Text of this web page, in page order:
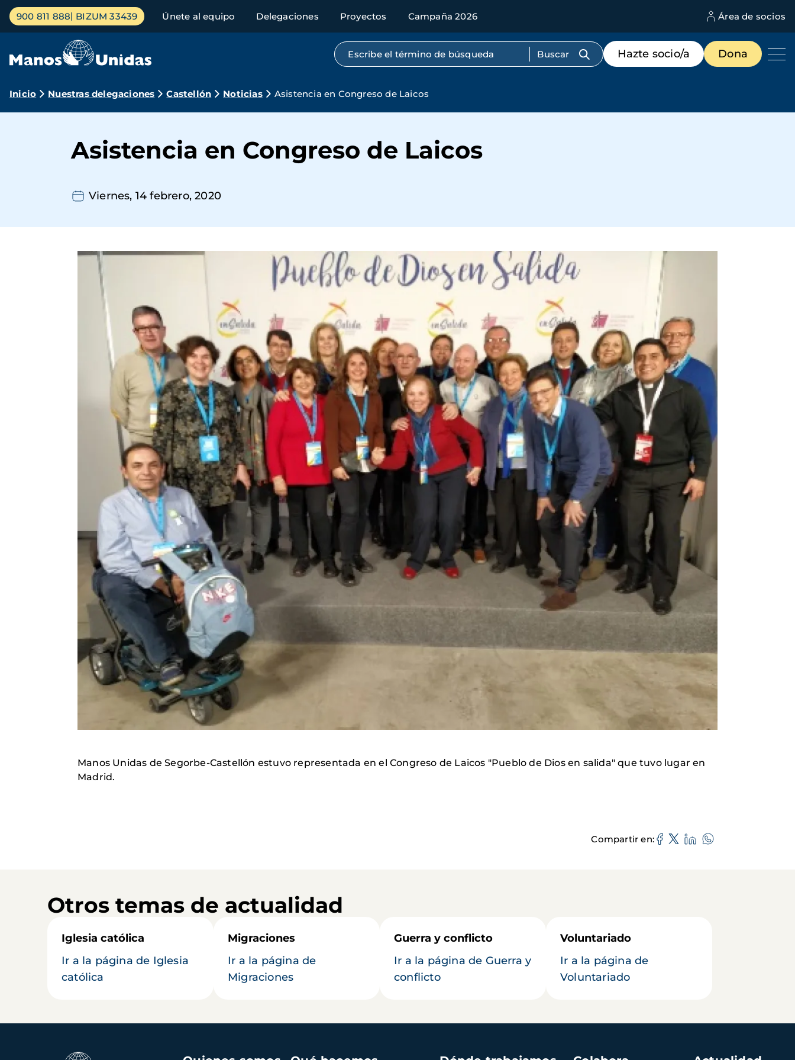
Pasar
contenido
Menú
principal
900 811 888 BIZUM 33439 Únete al equipo Delegaciones Proyectos Campaña 2026 Área de socios
Búsqueda por texto completo
Menú
de
destacados
Hazte socio/a Dona
Ruta
navegación
Inicio Nuestras delegaciones Castellón Noticias Asistencia en Congreso de Laicos
Asistencia en Congreso de Laicos
Viernes, 14 febrero, 2020
Manos Unidas de Segorbe-Castellón estuvo representada en el Congreso de Laicos "Pueblo de Dios en salida" que tuvo lugar en
Madrid.
Compartir en
Otros temas de actualidad
Iglesia católica
Ir a la página de Iglesia
católica
Migraciones
Ir a la página de
Migraciones
Guerra y conflicto
Ir a la página de Guerra y
conflicto
Voluntariado
Ir a la página de
Voluntariado
Navegación